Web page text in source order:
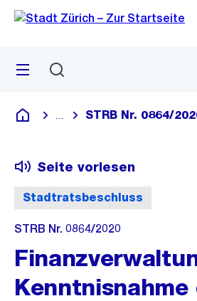
Navigation
Sprunglink
Menü
Deutsch
Blende alle Breadcrumbs ein
STRB Nr. 0864/
Stadtratsbeschluss
Seite vorlesen
STRB Nr. 0864/2020
Kenntnisnahme